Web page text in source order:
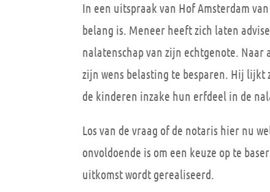
In een uitspraak van Hof Amsterdam
belang is. Meneer heeft zich laten
nalatenschap van zijn echtgenote.
zijn wens belasting te besparen. Hij
de kinderen inzake hun erfdeel in de
Los van de vraag of de notaris hier nu
onvoldoende is om een keuze op te
uitkomst wordt gerealiseerd.